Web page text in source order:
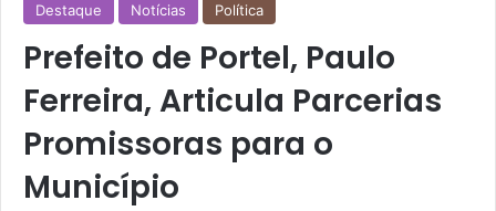
Destaque Notícias Política
Prefeito de Portel, Paulo
Ferreira, Articula Parcerias
Promissoras para o
Município